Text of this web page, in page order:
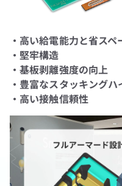
・高い給電能力と省ス
・堅牢構造
・基板剥離強度の向上
・豊富なスタッキング
・高い接触信頼性